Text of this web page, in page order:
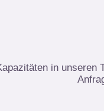
in